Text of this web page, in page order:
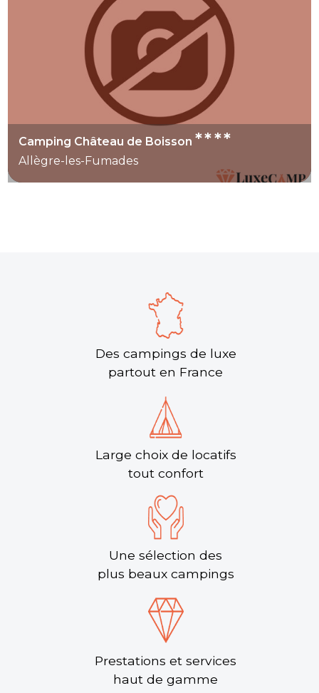
Camping Château de Boisson****
Allègre-les-Fumades
Des campings de luxe
partout en France
Large choix de locatifs
tout confort
Une sélection des
plus beaux campings
Prestations et services
haut de gamme